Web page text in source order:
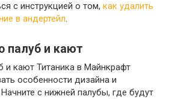
с инструкцией о том, как удалить
в андертейл.
палуб и кают
и кают Титаника в Майнкрафт
особенности дизайна и
с нижней палубы, где будут